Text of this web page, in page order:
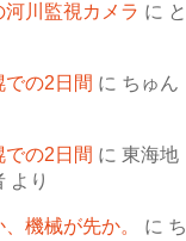
川監視カメラ に と
の2日間 に ちゅん
の2日間 に 東海地
より
機械が先か。 に ち